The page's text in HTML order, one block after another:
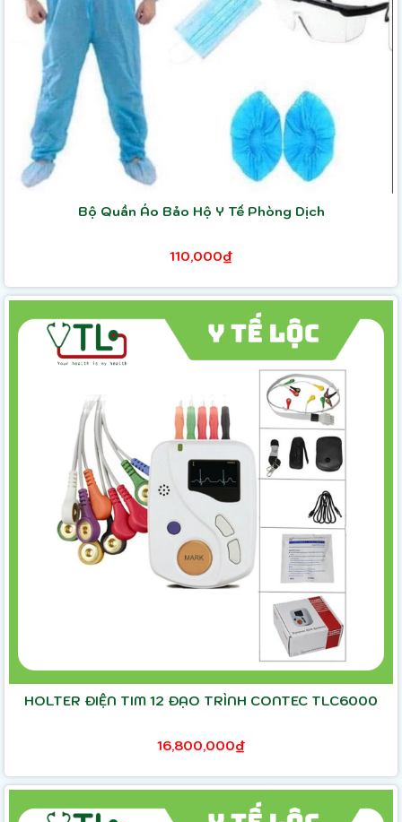
Bộ Quần Áo Bảo Hộ Y Tế Phòng Dịch
110,000₫
HOLTER ĐIỆN TIM 12 ĐẠO TRÌNH CONTEC TLC6000
16,800,000₫